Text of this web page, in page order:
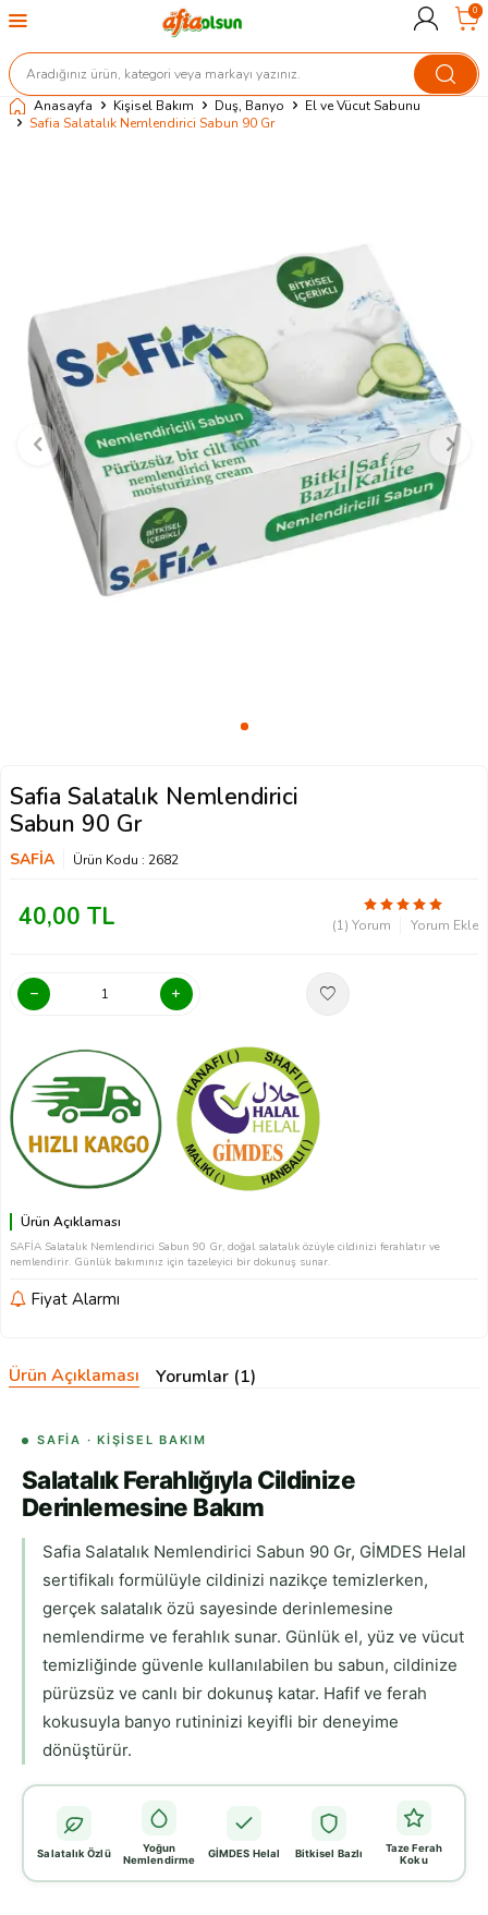
0
Anasayfa Kişisel Bakım Duş, Banyo
El ve Vücut Sabunu
Safia Salatalık Nemlendirici Sabun 90 Gr
Safia Salatalık Nemlendirici
Sabun 90 Gr
SAFİA Ürün Kodu : 2682
40,00 TL (1) Yorum Yorum Ekle
Ürün Açıklaması
SAFİA Salatalık Nemlendirici Sabun 90 Gr, doğal salatalık özüyle cildinizi ferahlatır ve
nemlendirir. Günlük bakımınız için tazeleyici bir dokunuş sunar.
Fiyat Alarmı
Ürün Açıklaması Yorumlar (1)
SAFİA · KIŞISEL BAKIM
Salatalık Ferahlığıyla Cildinize
Derinlemesine Bakım
Safia Salatalık Nemlendirici Sabun 90 Gr, GİMDES Helal
sertifikalı formülüyle cildinizi nazikçe temizlerken,
gerçek salatalık özü sayesinde derinlemesine
nemlendirme ve ferahlık sunar. Günlük el, yüz ve vücut
temizliğinde güvenle kullanılabilen bu sabun, cildinize
pürüzsüz ve canlı bir dokunuş katar. Hafif ve ferah
kokusuyla banyo rutininizi keyifli bir deneyime
dönüştürür.
Salatalık Özlü
Yoğun
Nemlendirme
GİMDES Helal Bitkisel Bazlı
Taze Ferah
Koku